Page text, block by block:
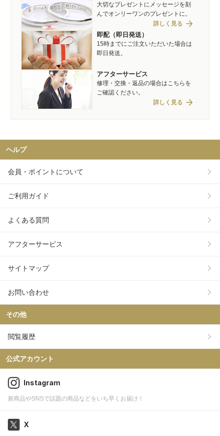
大切なプレゼントにメッセージを刻
んでオンリーワンのプレゼントに。
詳しく見る arrow_forward
即配（即日発送）
15時までにご注文いただいた場合は
即日発送。
アフターサービス
修理・交換・返品の場合はこちらを
ご確認ください。
詳しく見る arrow_forward
ヘルプ
会員・ポイントについて
ご利用ガイド
よくある質問
アフターサービス
サイトマップ
お問い合わせ
その他
閲覧履歴
公式アカウント
Instagram
新商品やSNSで話題の商品などをいち早くお届け！
X